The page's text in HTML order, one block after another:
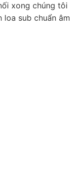
xong chúng tôi
sub chuẩn âm